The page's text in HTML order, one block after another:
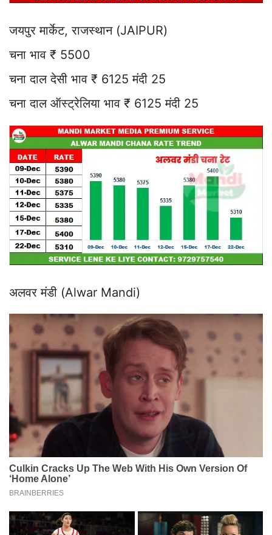
जयपुर मार्केट, राजस्थान (JAIPUR)
चना भाव ₹ 5500
चना दाल देसी भाव ₹ 6125 मंदी 25
चना दाल ऑस्ट्रेलिया भाव ₹ 6125 मंदी 25
अलवर मंडी (Alwar Mandi)